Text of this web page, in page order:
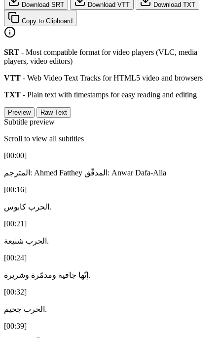
Download SRT Download VTT Download TXT
Copy to Clipboard
SRT - Most compatible format for video players (VLC, media
players, video editors)
VTT - Web Video Text Tracks for HTML5 video and browsers
TXT - Plain text with timestamps for easy reading and editing
Preview Raw Text
Subtitle preview
Scroll to view all subtitles
[00:00]
المترجم: Ahmed Fatthey المدقّق: Anwar Dafa-Alla
[00:16]
الحرب كابوس.
[00:21]
الحرب شنيعة.
[00:24]
إنّها جافية ومدمّرة وشريرة.
[00:32]
الحرب جحيم.
[00:39]